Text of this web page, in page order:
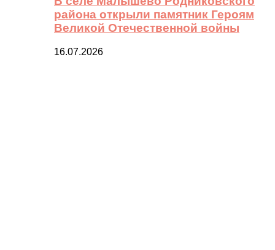
района открыли памятник Героям
Великой Отечественной войны
16.07.2026